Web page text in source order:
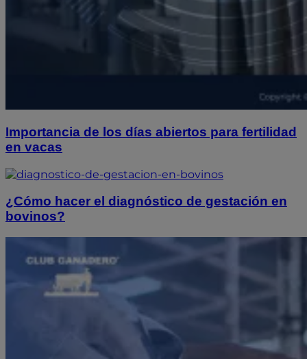
Importancia de los días abiertos para fertilidad
en vacas
¿Cómo hacer el diagnóstico de gestación en
bovinos?